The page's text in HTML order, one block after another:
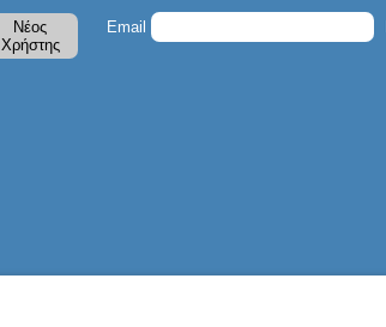
Νέος
Χρήστης
Email